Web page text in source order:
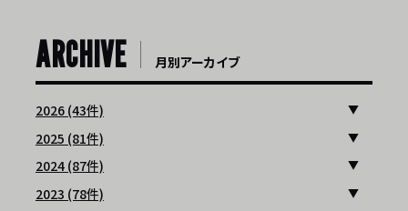
ARCHIVE 月別アーカイブ
2026 (43件)
2025 (81件)
2024 (87件)
2023 (78件)